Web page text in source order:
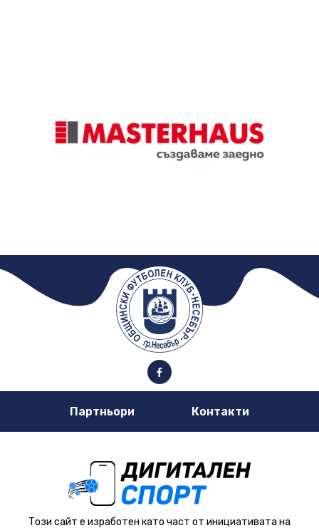
Партньори Контакти
Този сайт е изработен като част от инициативата на